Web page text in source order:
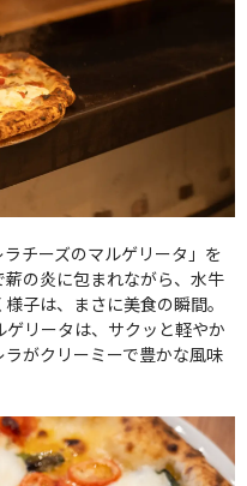
チーズのマルゲリータ」を
の炎に包まれながら、水牛
子は、まさに美食の瞬間。
リータは、サクッと軽やか
がクリーミーで豊かな風味